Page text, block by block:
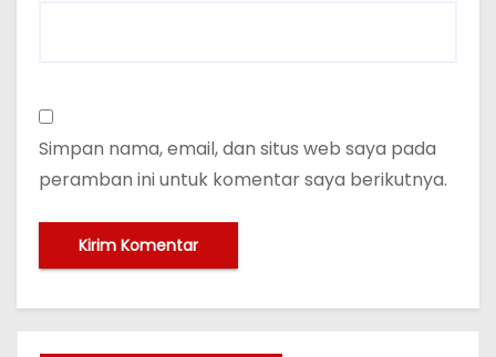
Simpan nama, email, dan situs web saya pada
peramban ini untuk komentar saya berikutnya.